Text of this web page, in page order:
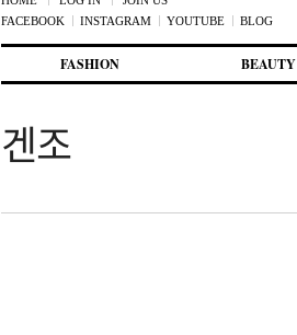
FACEBOOK
INSTAGRAM YOUTUBE BLOG
첫번째 컨텐츠로 뛰어넘기
두번째 컨텐츠로 뛰어넘기
FASHION BEAUTY
겐조